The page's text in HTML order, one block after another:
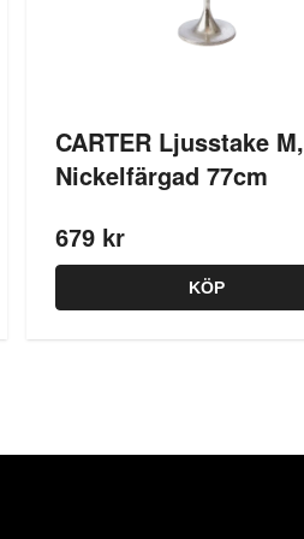
CARTER Ljusstake M,
Nickelfärgad 77cm
679 kr
KÖP